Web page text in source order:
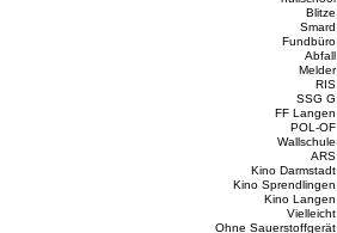
Blitze
Smard
Fundbüro
Abfall
Melder
RIS
SSG G
FF Langen
POL-OF
Wallschule
ARS
Kino Darmstadt
Kino Sprendlingen
Kino Langen
Vielleicht
Ohne Sauerstoffgerät